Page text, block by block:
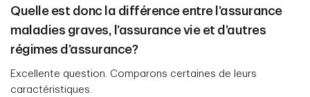
Quelle est donc la différence entre l’assurance
maladies graves, l’assurance vie et d’autres
régimes d’assurance?
Excellente question. Comparons certaines de leurs
caractéristiques.